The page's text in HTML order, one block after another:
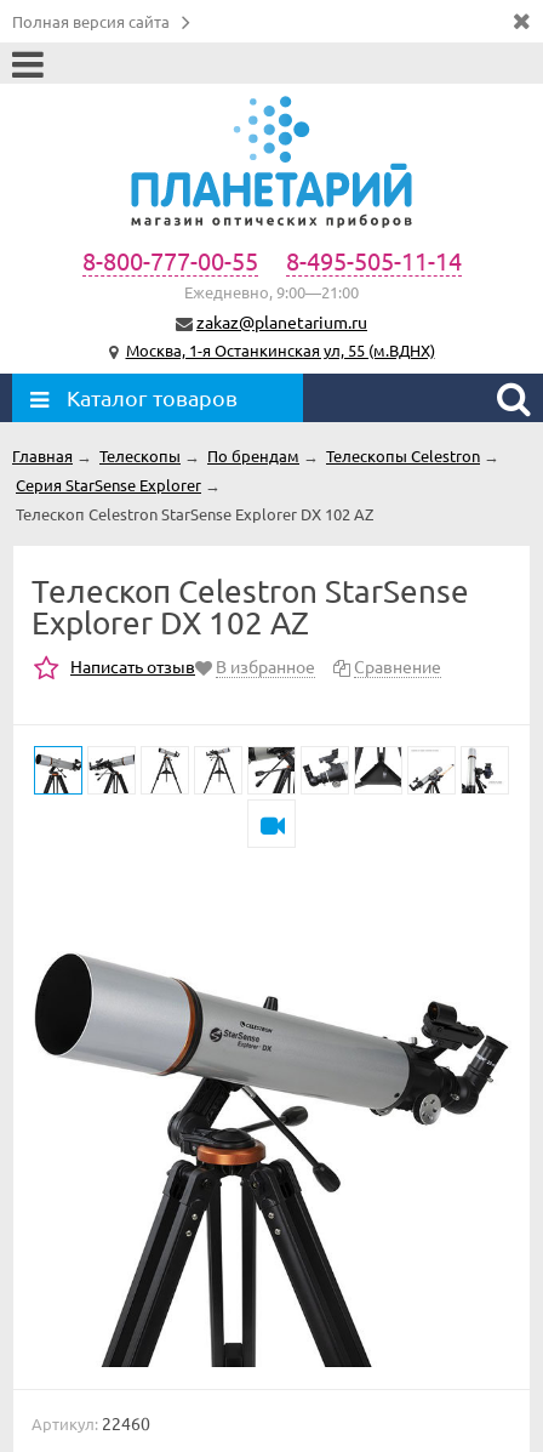
Полная версия сайта
8-800-777-00-55 8-495-505-11-14
Ежедневно, 9:00—21:00
zakaz@planetarium.ru
Москва, 1-я Останкинская ул, 55 (м.ВДНХ)
Каталог товаров
Главная → Телескопы → По брендам → Телескопы Celestron →
Серия StarSense Explorer →
Телескоп Celestron StarSense Explorer DX 102 AZ
Телескоп Celestron StarSense
Explorer DX 102 AZ
Написать отзыв В избранное Сравнение
Артикул: 22460